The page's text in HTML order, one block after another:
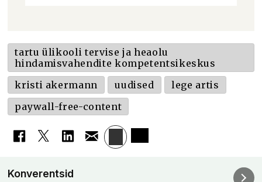
tartu ülikooli tervise ja heaolu
hindamisvahendite kompetentsikeskus
kristi akermann
uudised
lege artis
paywall-free-content
Konverentsid